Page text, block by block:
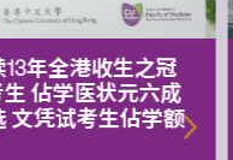
年全港收生之冠
佔学医状元六成
文凭试考生佔学额